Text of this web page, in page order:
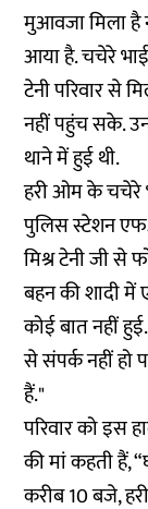
मुआवजा मिला है
आया है. चचेरे
टेनी परिवार से
नहीं पहुंच सके.
थाने में हुई थी.
हरी ओम के चचेरे
पुलिस स्टेशन
मिश्र टेनी जी से
बहन की शादी
कोई बात नहीं
से संपर्क नहीं हो
हैं."
परिवार को इस
की मां कहती हैं,
करीब 10 बजे,